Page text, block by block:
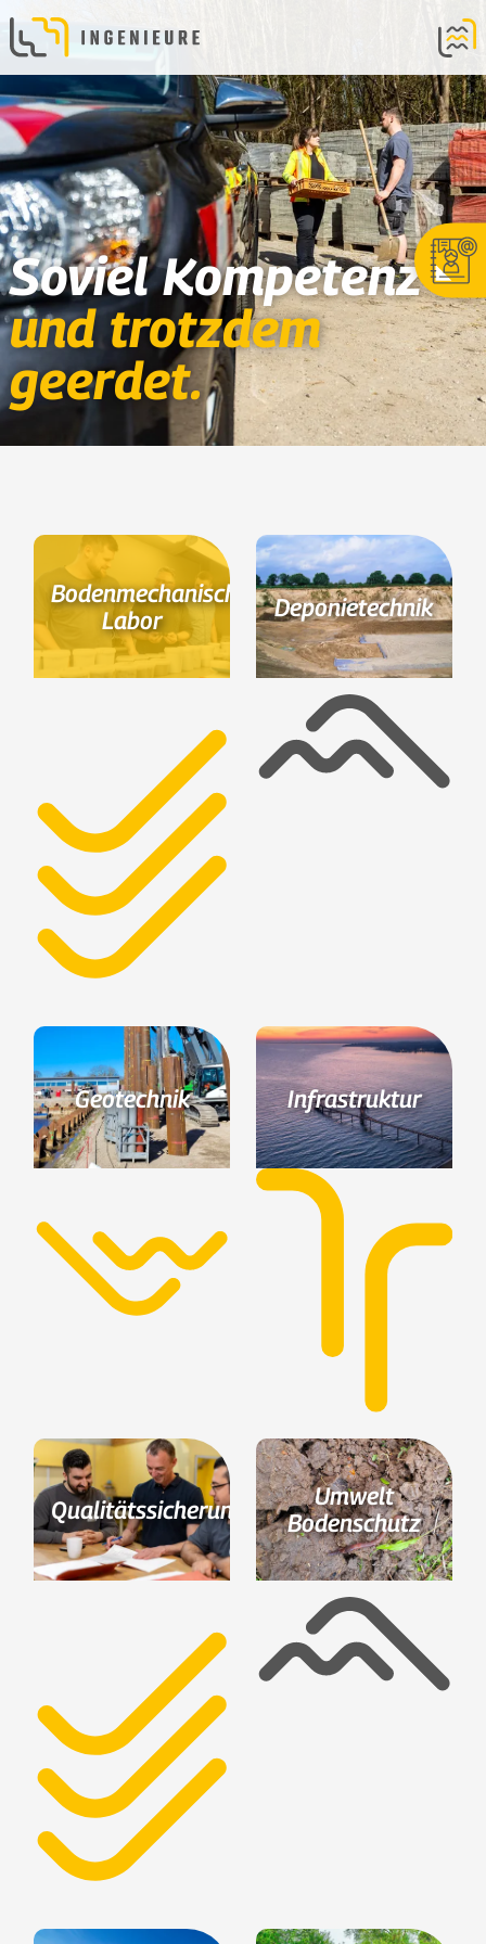
Soviel Kompetenz
und trotzdem
geerdet.
Bodenmechanisches
Labor
Deponietechnik
Geotechnik Infrastruktur
Qualitätssicherung
Umwelt
Bodenschutz